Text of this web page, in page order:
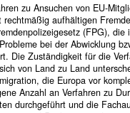
zu Ansuchen von EU-
aufhältigen
(FPG),
bei der Abwicklung
Die Zuständigkeit für die
von Land zu Land
die Europa vor
Anzahl an Verfahren zu
durchgeführt und die